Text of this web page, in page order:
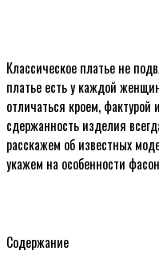
Классическое платье не
платье есть у каждой
отличаться кроем,
сдержанность изделия
расскажем об известных
укажем на особенности
Содержание